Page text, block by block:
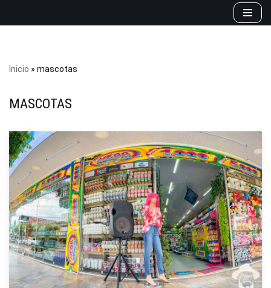
Inicio » mascotas
MASCOTAS